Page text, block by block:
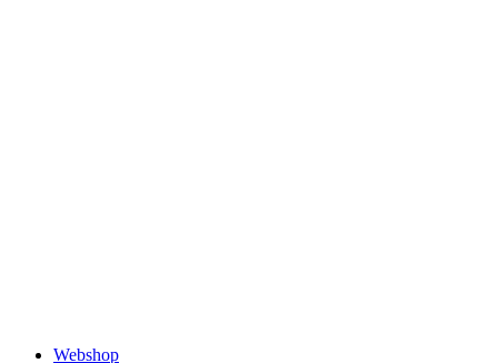
Webshop